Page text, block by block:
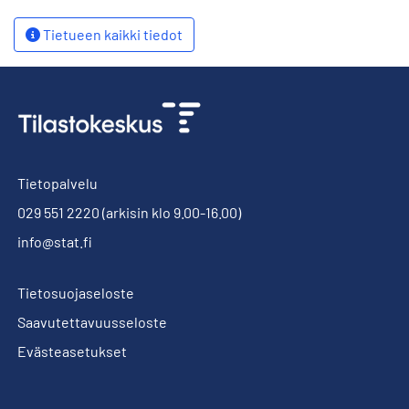
Tietueen kaikki tiedot
Tietopalvelu
029 551 2220 (arkisin klo 9.00-16.00)
info@stat.fi
Tietosuojaseloste
Saavutettavuusseloste
Evästeasetukset